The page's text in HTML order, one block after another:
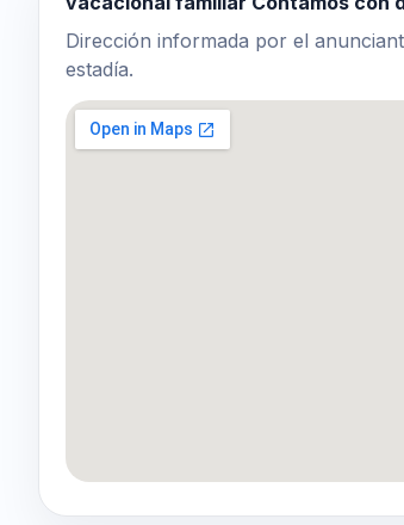
Dirección informada por el
estadía.